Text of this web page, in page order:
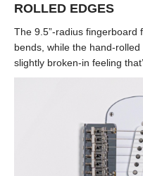
ROLLED EDGES
The 9.5”-radius fingerboard
bends, while the hand-
slightly broken-in feeling